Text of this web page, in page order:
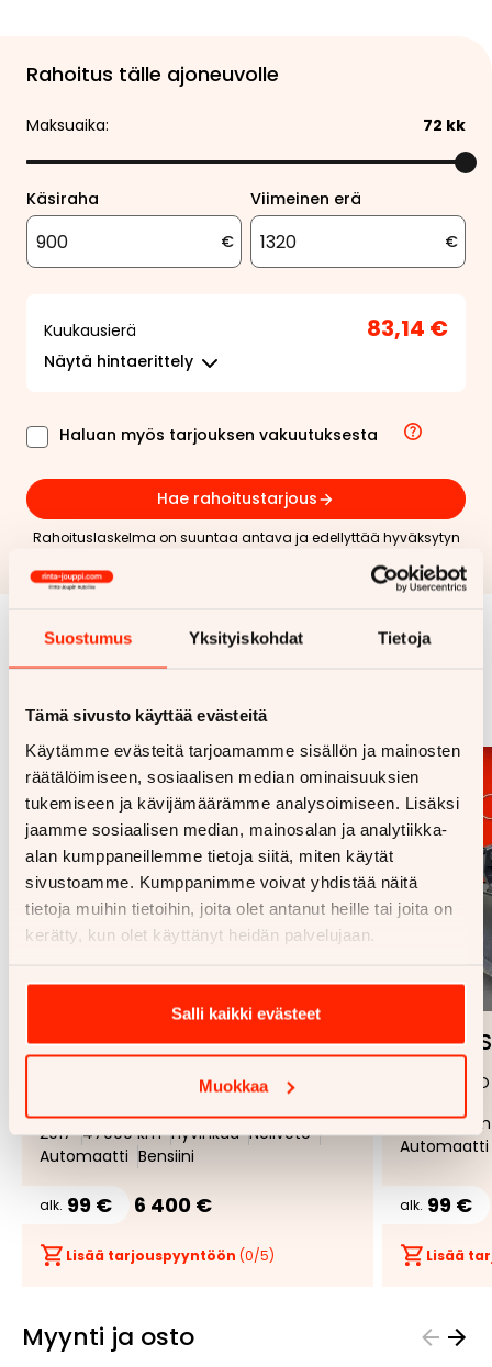
Suostumus Yksityiskohdat Tietoja
Tämä sivusto käyttää evästeitä
Käytämme evästeitä tarjoamamme sisällön ja mainosten
räätälöimiseen, sosiaalisen median ominaisuuksien
tukemiseen ja kävijämäärämme analysoimiseen. Lisäksi
jaamme sosiaalisen median, mainosalan ja analytiikka-
alan kumppaneillemme tietoja siitä, miten käytät
sivustoamme. Kumppanimme voivat yhdistää näitä
tietoja muihin tietoihin, joita olet antanut heille tai joita on
kerätty, kun olet käyttänyt heidän palvelujaan.
Salli kaikki evästeet
Muokkaa
Rahoitus tälle ajoneuvolle
Maksuaika: 72 kk
Käsiraha
€
Viimeinen erä
€
Kuukausierä 83,14 €
Näytä hintaerittely
Haluan myös tarjouksen vakuutuksesta
Hae rahoitustarjous
Rahoituslaskelma on suuntaa antava ja edellyttää hyväksytyn
Samankaltaisia ajoneuvoja
1/18
Can-Am OUTLANDER
Lisää
Poista
2017 47000 km Hyvinkää Neliveto
Automaatti Bensiini
alk. 99 € 6 400 €
Lisää tarjouspyyntöön (0/5)
Polaris
500 4x4 HO
2010 141 km
Automaatti
alk. 99 €
Lisää
Myynti ja osto